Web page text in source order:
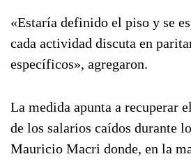
«Estaría definido el piso y se
cada actividad discuta en
específicos», agregaron.
La medida apunta a recuperar
de los salarios caídos durante
Mauricio Macri donde, en la